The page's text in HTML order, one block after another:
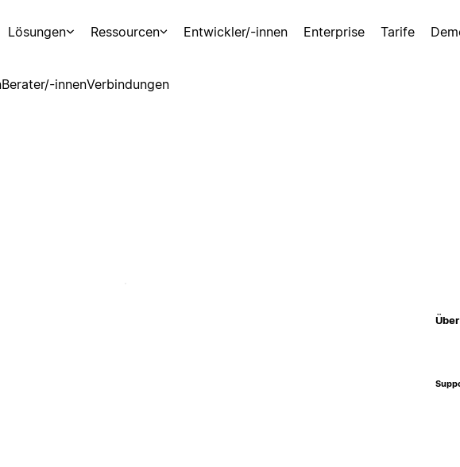
Lösungen Ressourcen Entwickler/-innen Enterprise Tarife
Berater/-innenVerbindungen